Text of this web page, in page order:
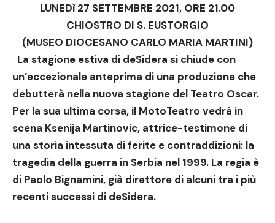
LUNEDì 27 SETTEMBRE 2021, ORE 21.00
CHIOSTRO DI S. EUSTORGIO
(MUSEO DIOCESANO CARLO MARIA MARTINI)
La stagione estiva di deSidera si chiude con
un’eccezionale anteprima di una produzione che
debutterà nella nuova stagione del Teatro Oscar.
Per la sua ultima corsa, il MotoTeatro vedrà in
scena Ksenija Martinovic, attrice-testimone di
una storia intessuta di ferite e contraddizioni: la
tragedia della guerra in Serbia nel 1999. La regia è
di Paolo Bignamini, già direttore di alcuni tra i più
recenti successi di deSidera.